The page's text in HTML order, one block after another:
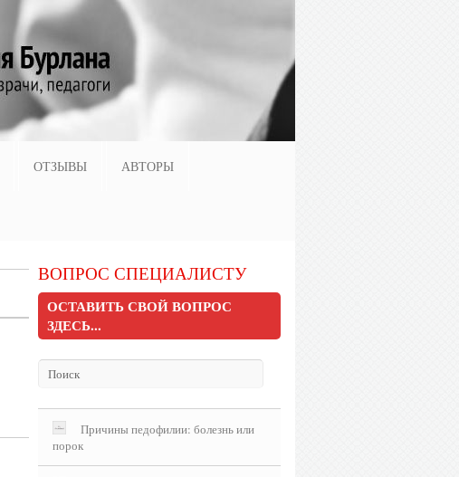
ОТЗЫВЫ АВТОРЫ
ВОПРОС СПЕЦИАЛИСТУ
ОСТАВИТЬ СВОЙ ВОПРОС
ЗДЕСЬ...
Причины педофилии: болезнь или
порок